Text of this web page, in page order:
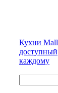
Кухни Mall
доступный
каждому